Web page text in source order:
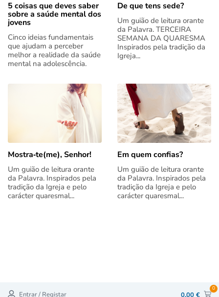
5 coisas que deves saber
sobre a saúde mental dos
jovens
Cinco ideias fundamentais
que ajudam a perceber
melhor a realidade da saúde
mental na adolescência.
De que tens sede?
Um guião de leitura orante
da Palavra. TERCEIRA
SEMANA DA QUARESMA
Inspirados pela tradição da
Igreja...
Mostra‑te(me), Senhor!
Um guião de leitura orante
da Palavra. Inspirados pela
tradição da Igreja e pelo
carácter quaresmal...
Em quem confias?
Um guião de leitura orante
da Palavra. Inspirados pela
tradição da Igreja e pelo
carácter quaresmal...
Entrar / Registar 0,00 €
0